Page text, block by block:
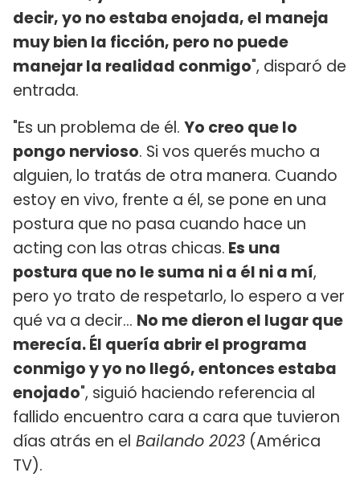
decir, yo no estaba enojada, el maneja
muy bien la ficción, pero no puede
manejar la realidad conmigo", disparó de
entrada.
"Es un problema de él. Yo creo que lo
pongo nervioso. Si vos querés mucho a
alguien, lo tratás de otra manera. Cuando
estoy en vivo, frente a él, se pone en una
postura que no pasa cuando hace un
acting con las otras chicas. Es una
postura que no le suma ni a él ni a mí,
pero yo trato de respetarlo, lo espero a ver
qué va a decir... No me dieron el lugar que
merecía. Él quería abrir el programa
conmigo y yo no llegó, entonces estaba
enojado", siguió haciendo referencia al
fallido encuentro cara a cara que tuvieron
días atrás en el Bailando 2023 (América
TV).